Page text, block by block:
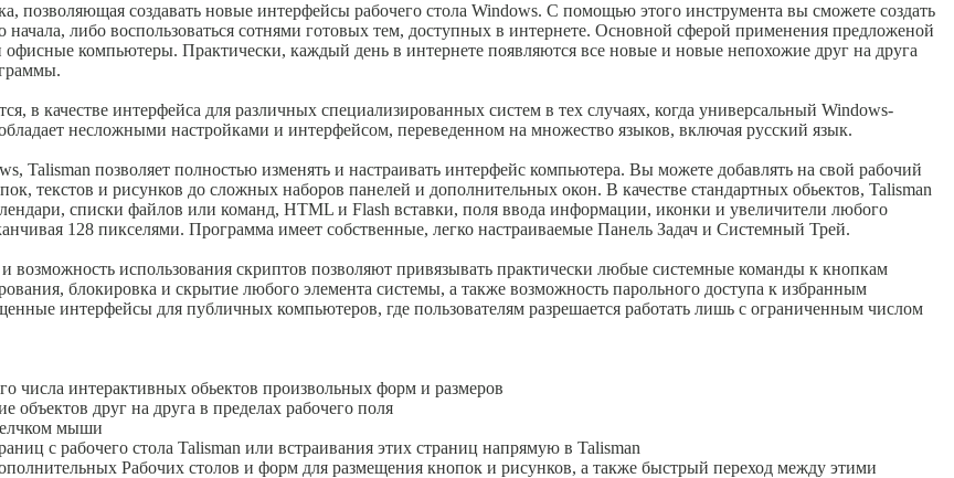
позволяющая создавать новые интерфейсы рабочего стола Windows. С помощью этого инструмента вы сможете создать
начала, либо воспользоваться сотнями готовых тем, доступных в интернете. Основной сферой применения предложеной
компьютеры. Практически, каждый день в интернете появляются все новые и новые непохожие друг на друга
в качестве интерфейса для различных специализированных систем в тех случаях, когда универсальный Windows-
несложными настройками и интерфейсом, переведенном на множество языков, включая русский язык.
Talisman позволяет полностью изменять и настраивать интерфейс компьютера. Вы можете добавлять на свой рабочий
текстов и рисунков до сложных наборов панелей и дополнительных окон. В качестве стандартных обьeктов, Talisman
списки файлов или команд, HTML и Flash вставки, поля ввода информации, иконки и увеличители любого
128 пикселями. Программа имеет собственные, легко настраиваемые Панель Задач и Системный Трей.
использования скриптов позволяют привязывать практически любые системные команды к кнопкам
блокировка и скрытие любого элемента системы, а также возможность парольного доступа к избранным
интерфейсы для публичных компьютеров, где пользователям разрешается работать лишь с ограниченным числом
числа интерактивных обьектов произвольных форм и размеров
объектов друг на друга в пределах рабочего поля
мыши
с рабочего стола Talisman или встраивания этих страниц напрямую в Talisman
Рабочих столов и форм для размещения кнопок и рисунков, а также быстрый переход между этими